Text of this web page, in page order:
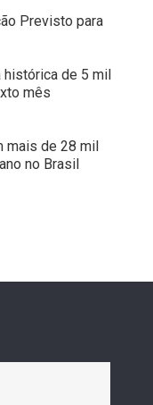
Previsto para
histórica de 5 mil
mês
mais de 28 mil
no Brasil